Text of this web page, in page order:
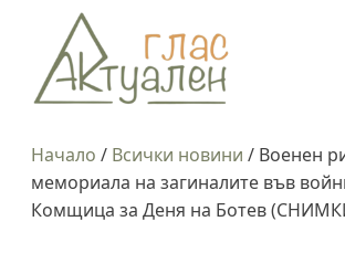
Начало / Всички новини / Военен
мемориала на загиналите във
Комщица за Деня на Ботев